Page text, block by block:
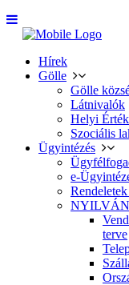
Hírek
Gölle
Gölle
Látnivalók
Helyi
Szociális
Ügyintézés
e-
terve